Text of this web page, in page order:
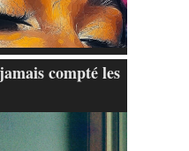
compté les